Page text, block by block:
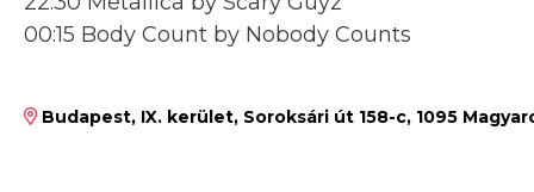
00:15 Body Count by Nobody Counts
Budapest, IX. kerület, Soroksári út 158-c, 1095